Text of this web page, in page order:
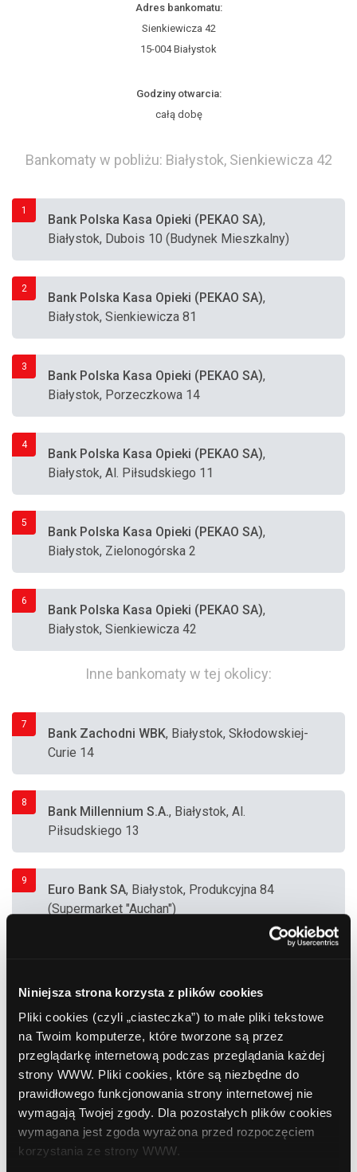
Niniejsza strona korzysta z plików cookies
Pliki cookies (czyli „ciasteczka”) to małe pliki tekstowe
na Twoim komputerze, które tworzone są przez
przeglądarkę internetową podczas przeglądania każdej
strony WWW. Pliki cookies, które są niezbędne do
prawidłowego funkcjonowania strony internetowej nie
wymagają Twojej zgody. Dla pozostałych plików cookies
wymagana jest zgoda wyrażona przed rozpoczęciem
korzystania ze strony WWW.
Adres bankomatu:
Sienkiewicza 42
15-004 Białystok
Godziny otwarcia:
całą dobę
Bankomaty w pobliżu: Białystok, Sienkiewicza 42
1
Bank Polska Kasa Opieki (PEKAO SA),
Białystok, Dubois 10 (Budynek Mieszkalny)
2
Bank Polska Kasa Opieki (PEKAO SA),
Białystok, Sienkiewicza 81
3
Bank Polska Kasa Opieki (PEKAO SA),
Białystok, Porzeczkowa 14
4
Bank Polska Kasa Opieki (PEKAO SA),
Białystok, Al. Piłsudskiego 11
5
Bank Polska Kasa Opieki (PEKAO SA),
Białystok, Zielonogórska 2
6
Bank Polska Kasa Opieki (PEKAO SA),
Białystok, Sienkiewicza 42
Inne bankomaty w tej okolicy:
7
Bank Zachodni WBK, Białystok, Skłodowskiej-
Curie 14
8
Bank Millennium S.A., Białystok, Al.
Piłsudskiego 13
9
Euro Bank SA, Białystok, Produkcyjna 84
(Supermarket "Auchan")
14 (Supermarket
11
Bank Zachodni WBK, Białystok, Warszawska
14
12
Bank Zachodni WBK
, Białystok, Mickiewicza
50